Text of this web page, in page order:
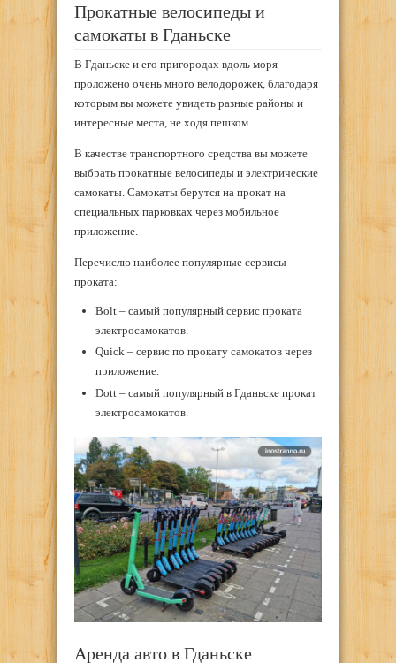
Прокатные велосипеды и
самокаты в Гданьске
В Гданьске и его пригородах вдоль моря
проложено очень много велодорожек, благодаря
которым вы можете увидеть разные районы и
интересные места, не ходя пешком.
В качестве транспортного средства вы можете
выбрать прокатные велосипеды и электрические
самокаты. Самокаты берутся на прокат на
специальных парковках через мобильное
приложение.
Перечислю наиболее популярные сервисы
проката:
Bolt – самый популярный сервис проката
электросамокатов.
Quick – сервис по прокату самокатов через
приложение.
Dott – самый популярный в Гданьске прокат
электросамокатов.
Аренда авто в Гданьске